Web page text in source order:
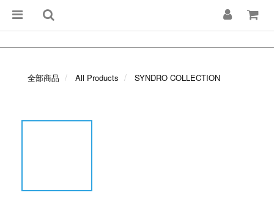
全部商品 All Products SYNDRO COLLECTION